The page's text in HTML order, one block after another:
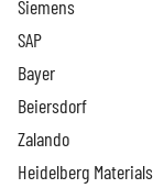
Siemens
SAP
Bayer
Beiersdorf
Zalando
Heidelberg Materials